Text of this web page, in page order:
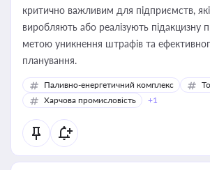
критично важливим для підприємств,
виробляють або реалізують підакцизну
метою уникнення штрафів та
планування.
Паливно-енергетичний комплекс
Харчова промисловість
+1